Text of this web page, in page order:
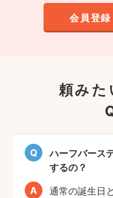
会員登
頼み
ハーフバース
するの？
通常の誕生日